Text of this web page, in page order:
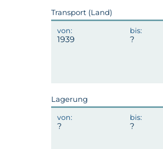
Transport (Land)
1939
Lagerung